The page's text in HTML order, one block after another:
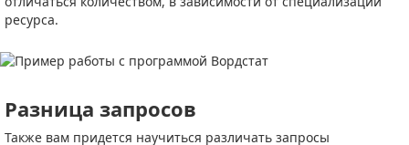
ресурса.
Разница запросов
Также вам придется научиться различать запросы